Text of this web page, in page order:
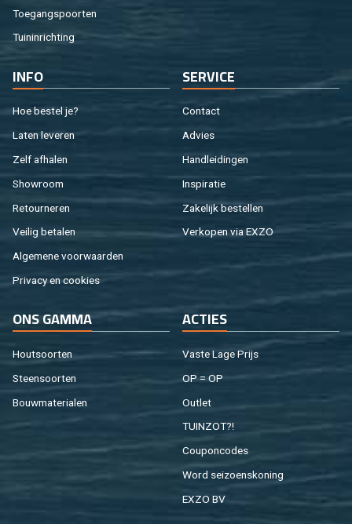
Toe­gangs­poor­ten
Tuin­in­rich­ting
INFO
Hoe be­stel je?
Laten le­ve­ren
Zelf af­ha­len
Show­room
Re­tour­ne­ren
Vei­lig be­ta­len
Al­ge­me­ne voor­waar­den
Pri­va­cy en coo­kies
SER­VI­CE
Con­tact
Ad­vies
Hand­lei­din­gen
In­spi­ra­tie
Za­ke­lijk be­stel­len
Ver­ko­pen via EXZO
ONS GAMMA
Hout­soor­ten
Steen­soor­ten
Bouw­ma­te­ri­a­len
AC­TIES
Vaste Lage Prijs
OP = OP
Out­let
TUIN­ZOT?!
Cou­pon­co­des
Word sei­zoens­ko­ning
EXZO BV